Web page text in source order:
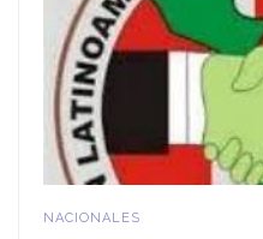
NACIONALES